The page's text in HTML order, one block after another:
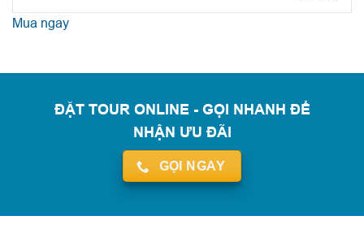
Mua ngay
ĐẶT TOUR ONLINE - GỌI NHANH ĐỂ
NHẬN ƯU ĐÃI
GỌI NGAY